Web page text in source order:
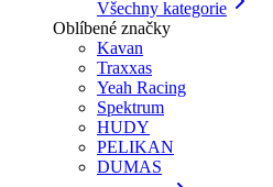
Všechny kategorie
Oblíbené značky
Kavan
Traxxas
Yeah Racing
Spektrum
HUDY
PELIKAN
DUMAS